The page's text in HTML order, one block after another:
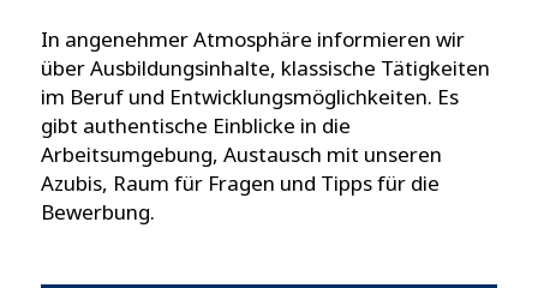
In angenehmer Atmosphäre informieren wir
über Ausbildungsinhalte, klassische Tätigkeiten
im Beruf und Entwicklungsmöglichkeiten. Es
gibt authentische Einblicke in die
Arbeitsumgebung, Austausch mit unseren
Azubis, Raum für Fragen und Tipps für die
Bewerbung.